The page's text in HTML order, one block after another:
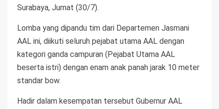
Surabaya, Jumat (30/7).
Lomba yang dipandu tim dari Departemen Jasmani
AAL ini, diikuti seluruh pejabat utama AAL dengan
kategori ganda campuran (Pejabat Utama AAL
beserta istri) dengan enam anak panah jarak 10 meter
standar bow.
Hadir dalam kesempatan tersebut Gubernur AAL